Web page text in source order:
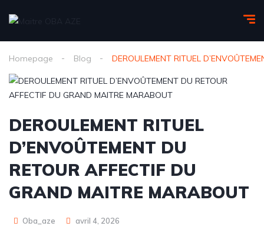
Homepage Blog DEROULEMENT RITUEL
DEROULEMENT RITUEL
D’ENVOÛTEMENT DU
RETOUR AFFECTIF DU
GRAND MAITRE MARABOUT
Oba_aze
avril 4, 2026